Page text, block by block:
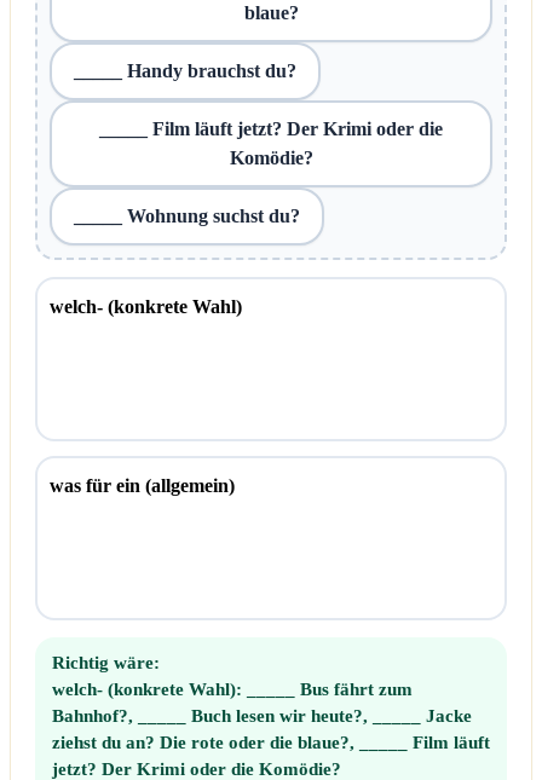
blaue?
_____ Handy brauchst du?
_____ Film läuft jetzt? Der Krimi oder die
Komödie?
_____ Wohnung suchst du?
welch- (konkrete Wahl)
was für ein (allgemein)
Richtig wäre:
welch- (konkrete Wahl): _____ Bus fährt zum
Bahnhof?, _____ Buch lesen wir heute?, _____ Jacke
ziehst du an? Die rote oder die blaue?, _____ Film läuft
jetzt? Der Krimi oder die Komödie?